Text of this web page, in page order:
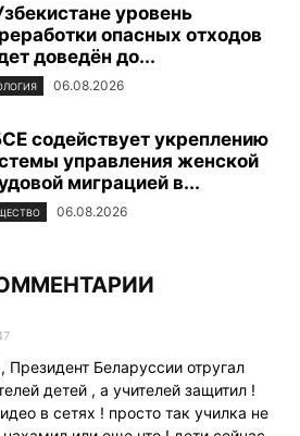
уровень
опасных отходов
доведён до...
06.08.2026
содействует укреплению
управления женской
миграцией в...
06.08.2026
Президент Беларуссии отругал
детей , а учителей защитил !
в сетях ! просто так училка не